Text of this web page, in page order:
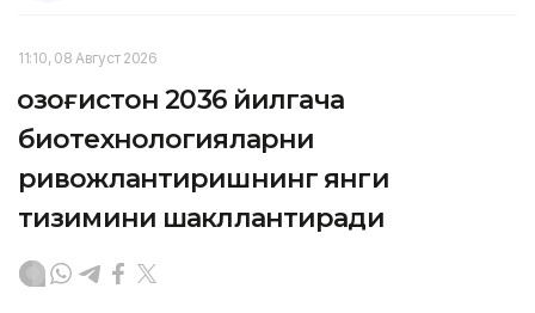
11:10, 08 Август 2026
Қозоғистон 2036 йилгача
биотехнологияларни
ривожлантиришнинг янги
тизимини шакллантиради